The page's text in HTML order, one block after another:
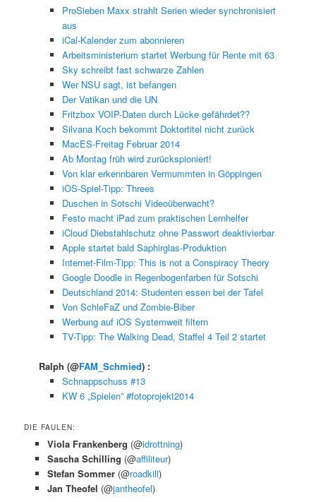
ProSieben Maxx strahlt Serien wieder synchronisiert
aus
iCal-Kalender zum abonnieren
Arbeitsministerium startet Werbung für Rente mit 63
Sky schreibt fast schwarze Zahlen
Wer NSU sagt, ist befangen
Der Vatikan und die UN
Fritzbox VOIP-Daten durch Lücke gefährdet??
Silvana Koch bekommt Doktortitel nicht zurück
MacES-Freitag Februar 2014
Ab Montag früh wird zurückspioniert!
Von klar erkennbaren Vermummten in Göppingen
iOS-Spiel-Tipp: Threes
Duschen in Sotschi Videoüberwacht?
Festo macht iPad zum praktischen Lernhelfer
iCloud Diebstahlschutz ohne Passwort deaktivierbar
Apple startet bald Saphirglas-Produktion
Internet-Film-Tipp: This is not a Conspiracy Theory
Google Doodle in Regenbogenfarben für Sotschi
Deutschland 2014: Studenten essen bei der Tafel
Von SchleFaZ und Zombie-Biber
Werbung auf iOS Systemweit filtern
TV-Tipp: The Walking Dead, Staffel 4 Teil 2 startet
Ralph(@FAM_Schmied) :
Schnappschuss #13
KW 6 „Spielen” #fotoprojekt2014
DIE FAULEN:
Viola Frankenberg (@idrottning)
Sascha Schilling (@affiliteur)
Stefan Sommer (@roadkill)
Jan Theofel (@jantheofel)